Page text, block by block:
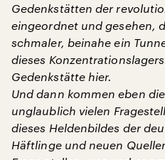
Gedenkstätten der
eingeordnet und gesehen,
schmaler, beinahe ein
dieses
Gedenkstätte hier.
Und dann kommen eben
unglaublich vielen
dieses Heldenbildes der
Häftlinge und neuen